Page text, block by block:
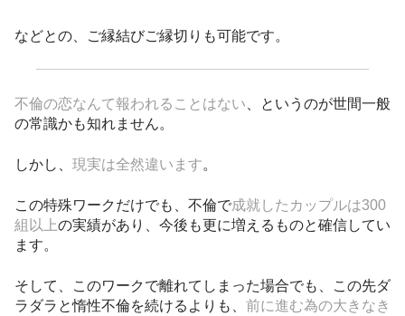
などとの、ご縁結びご縁切りも可能です。
不倫の恋なんて報われることはない、というのが世間一般
の常識かも知れません。
しかし、 現実は全然違います。
この特殊ワークだけでも、不倫で成就したカップルは300
組以上の実績があり、今後も更に増えるものと確信してい
ます。
そして、このワークで離れてしまった場合でも、この先ダ
ラダラと惰性不倫を続けるよりも、 前に進む為の大きなき